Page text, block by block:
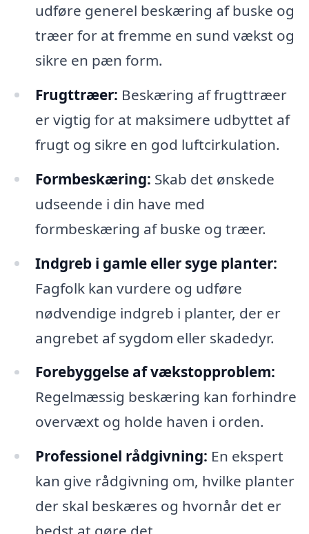
udføre generel beskæring af buske og
træer for at fremme en sund vækst og
sikre en pæn form.
Frugttræer: Beskæring af frugttræer
er vigtig for at maksimere udbyttet af
frugt og sikre en god luftcirkulation.
Formbeskæring: Skab det ønskede
udseende i din have med
formbeskæring af buske og træer.
Indgreb i gamle eller syge planter:
Fagfolk kan vurdere og udføre
nødvendige indgreb i planter, der er
angrebet af sygdom eller skadedyr.
Forebyggelse af vækstopproblem:
Regelmæssig beskæring kan forhindre
overvæxt og holde haven i orden.
Professionel rådgivning: En ekspert
kan give rådgivning om, hvilke planter
der skal beskæres og hvornår det er